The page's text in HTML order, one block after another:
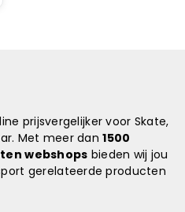
prijsvergelijker voor Skate,
Met meer dan1500
webshops bieden wij jou
gerelateerde producten